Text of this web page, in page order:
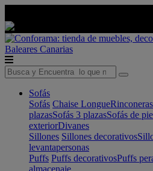
Baleares Canarias
Sofás
Sofás Chaise LongueRinconeras
plazasSofás 3 plazasSofás de
exteriorDivanes
Sillones Sillones decorativos
levantapersonas
Puffs Puffs decorativosPuffs
almacenaje